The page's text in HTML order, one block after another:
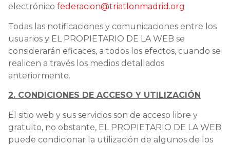
electrónico federacion@triatlonmadrid.org
Todas las notificaciones y comunicaciones entre los
usuarios y EL PROPIETARIO DE LA WEB se
considerarán eficaces, a todos los efectos, cuando se
realicen a través los medios detallados
anteriormente.
2. CONDICIONES DE ACCESO Y UTILIZACIÓN
El sitio web y sus servicios son de acceso libre y
gratuito, no obstante, EL PROPIETARIO DE LA WEB
puede condicionar la utilización de algunos de los